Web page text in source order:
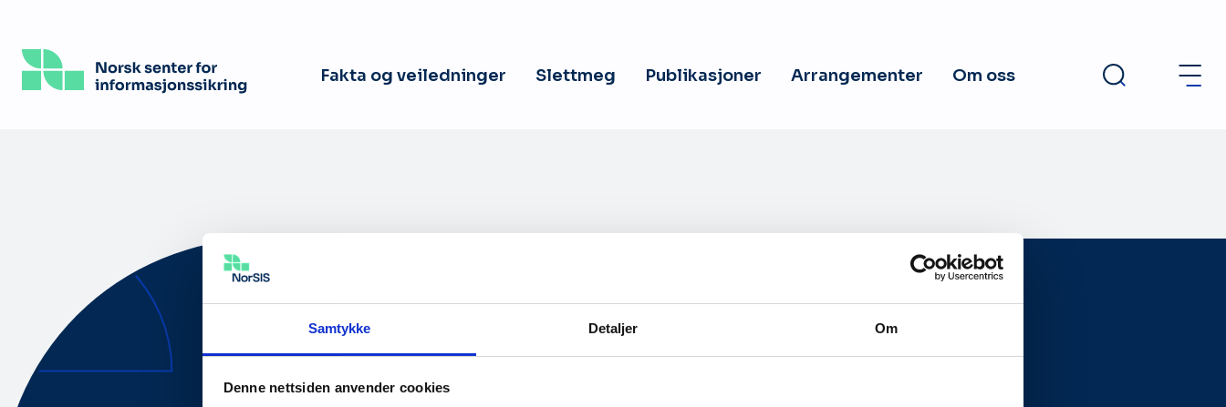
Samtykke Detaljer Om
Denne nettsiden anvender cookies
hovedinnhold
Fakta og veiledninger Slettmeg Publikasjoner Arrangementer Om oss
Om oss Kontakt oss
Presseside
Tilgjengelighetserklæring